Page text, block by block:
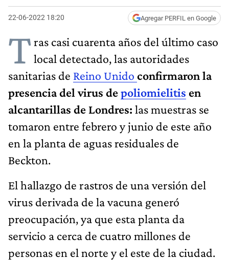
22-06-2022 18:20 Agregar PERFIL en Google
Tras casi cuarenta años del último caso
local detectado, las autoridades
sanitarias de Reino Unido confirmaron la
presencia del virus depoliomielitis en
alcantarillas de Londres: las muestras se
tomaron entre febrero y junio de este año
en la planta de aguas residuales de
Beckton.
El hallazgo de rastros de una versión del
virus derivada de la vacuna generó
preocupación, ya que esta planta da
servicio a cerca de cuatro millones de
personas en el norte y el este de la ciudad.